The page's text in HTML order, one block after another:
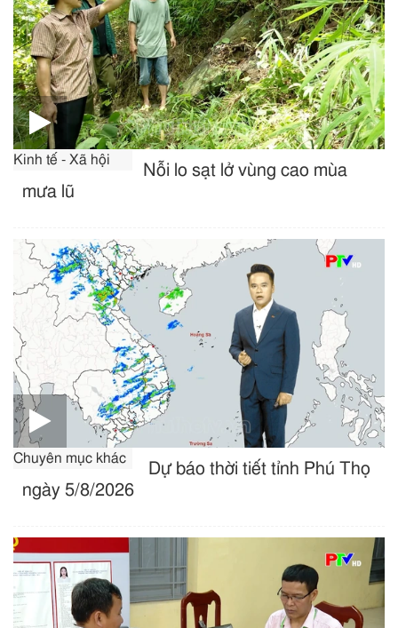
Kinh tế - Xã hội
Nỗi lo sạt lở vùng cao mùa
mưa lũ
Chuyên mục khác
Dự báo thời tiết tỉnh Phú Thọ
ngày 5/8/2026